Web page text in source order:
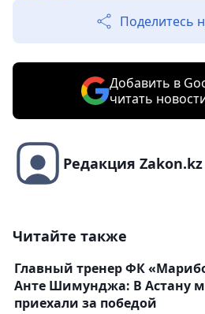
Поделитесь
Добавить в
читать
Редакция Zakon.kz
Читайте также
Главный тренер ФК
Анте Шимунджа: В Астану
приехали за победой